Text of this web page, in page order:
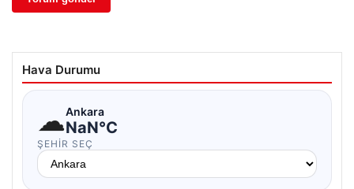
Hava Durumu
☁Ankara
NaN°C
ŞEHIR SEÇ